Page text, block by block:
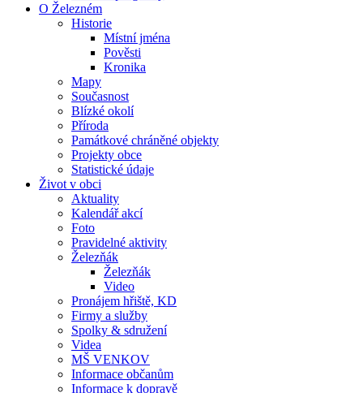
O Železném
Historie
Místní jména
Pověsti
Kronika
Mapy
Současnost
Blízké okolí
Příroda
Památkové chráněné objekty
Projekty obce
Statistické údaje
Život v obci
Aktuality
Kalendář akcí
Foto
Pravidelné aktivity
Železňák
Železňák
Video
Pronájem hřiště, KD
Firmy a služby
Spolky & sdružení
Videa
MŠ VENKOV
Informace občanům
Informace k dopravě